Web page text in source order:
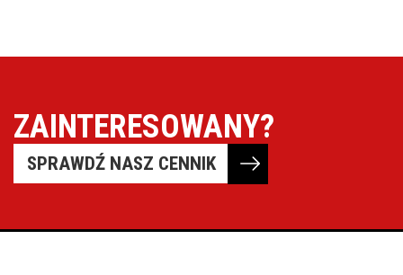
ZAINTERESOWANY?
SPRAWDŹ NASZ CENNIK